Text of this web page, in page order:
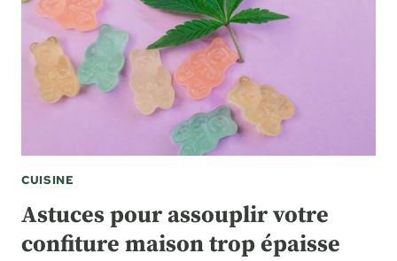
CUISINE
Astuces pour assouplir votre
confiture maison trop épaisse